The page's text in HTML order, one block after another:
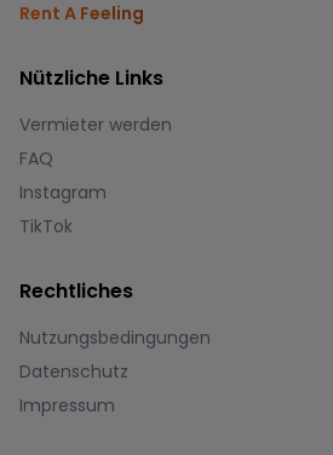
Rent A Feeling
Nützliche Links
Vermieter werden
FAQ
Instagram
TikTok
Rechtliches
Nutzungsbedingungen
Datenschutz
Impressum